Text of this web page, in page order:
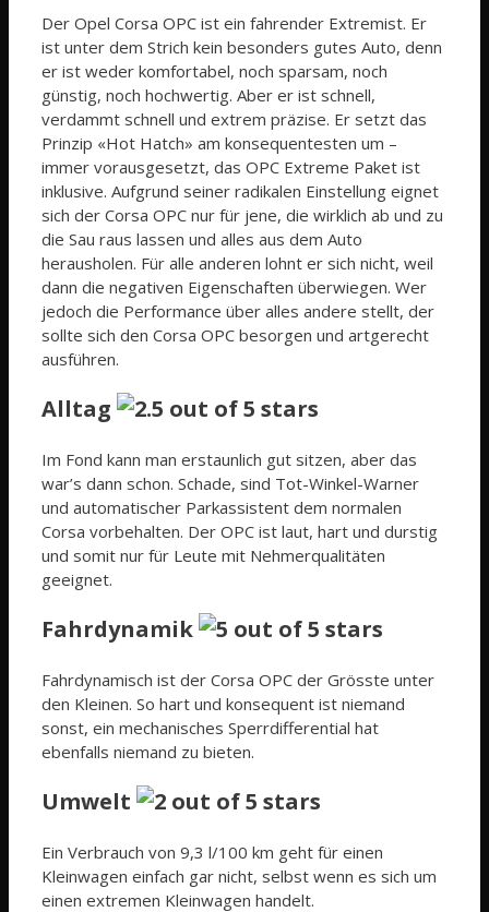
Der Opel Corsa OPC ist ein fahrender Extremist. Er
ist unter dem Strich kein besonders gutes Auto, denn
er ist weder komfortabel, noch sparsam, noch
günstig, noch hochwertig. Aber er ist schnell,
verdammt schnell und extrem präzise. Er setzt das
Prinzip «Hot Hatch» am konsequentesten um –
immer vorausgesetzt, das OPC Extreme Paket ist
inklusive. Aufgrund seiner radikalen Einstellung eignet
sich der Corsa OPC nur für jene, die wirklich ab und zu
die Sau raus lassen und alles aus dem Auto
herausholen. Für alle anderen lohnt er sich nicht, weil
dann die negativen Eigenschaften überwiegen. Wer
jedoch die Performance über alles andere stellt, der
sollte sich den Corsa OPC besorgen und artgerecht
ausführen.
Alltag
Im Fond kann man erstaunlich gut sitzen, aber das
war’s dann schon. Schade, sind Tot-Winkel-Warner
und automatischer Parkassistent dem normalen
Corsa vorbehalten. Der OPC ist laut, hart und durstig
und somit nur für Leute mit Nehmerqualitäten
geeignet.
Fahrdynamik
Fahrdynamisch ist der Corsa OPC der Grösste unter
den Kleinen. So hart und konsequent ist niemand
sonst, ein mechanisches Sperrdifferential hat
ebenfalls niemand zu bieten.
Umwelt
Ein Verbrauch von 9,3 l/100 km geht für einen
Kleinwagen einfach gar nicht, selbst wenn es sich um
einen extremen Kleinwagen handelt.